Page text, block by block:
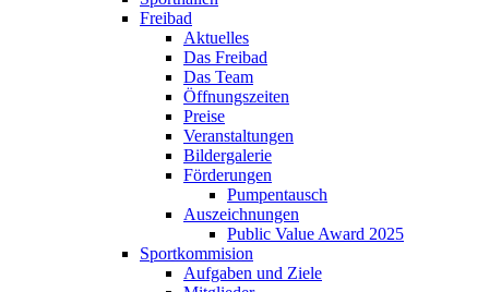
Freibad
Aktuelles
Das Freibad
Das Team
Öffnungszeiten
Preise
Veranstaltungen
Bildergalerie
Förderungen
Pumpentausch
Auszeichnungen
Public Value Award 2025
Sportkommision
Aufgaben und Ziele